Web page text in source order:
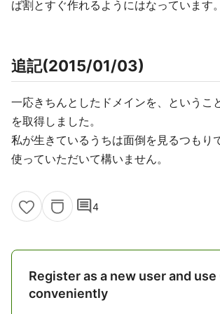
ば割とすぐ作れるようにはなっています。
追記(2015/01/03)
一応きちんとしたドメインを、という
を取得しました。
私が生きているうちは面倒を見るつもり
使っていただいて構いません。
comment4
Register as a new user and
conveniently